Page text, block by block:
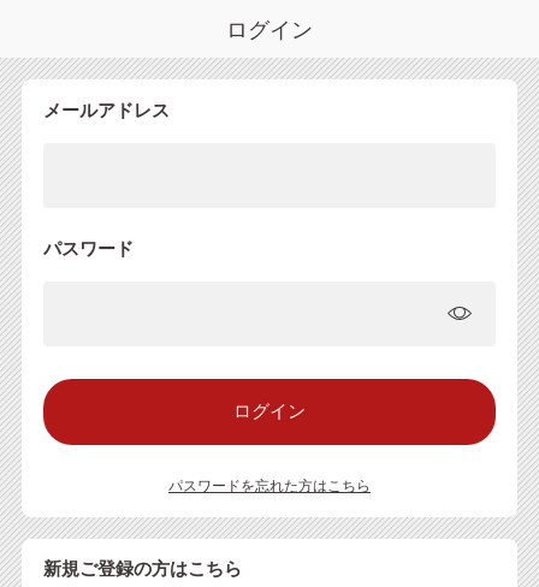
ログイン
メールアドレス
パスワード
パスワードを忘れた方はこちら
新規ご登録の方はこちら